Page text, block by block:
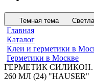
Темная тема
Главная
Каталог
Клеи и герметики в
Герметики в Москве
ГЕРМЕТИК
260 МЛ (24) "HAUSER"